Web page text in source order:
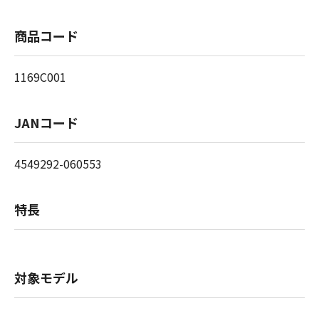
商品コード
1169C001
JANコード
4549292-060553
特長
対象モデル